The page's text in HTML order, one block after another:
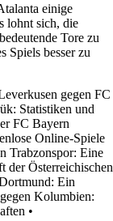
einige
lohnt sich, die
Tore zu
Spiels besser zu
gegen FC
Statistiken und
FC Bayern
Online-Spiele
Trabzonspor: Eine
der Österreichischen
Ein
Kolumbien:
•